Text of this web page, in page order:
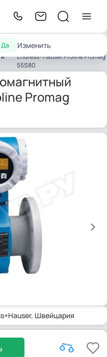
Да Изменить
электромагнитный
Endress+Hauser Proline Promag
55S80
Promag
, Швейцария